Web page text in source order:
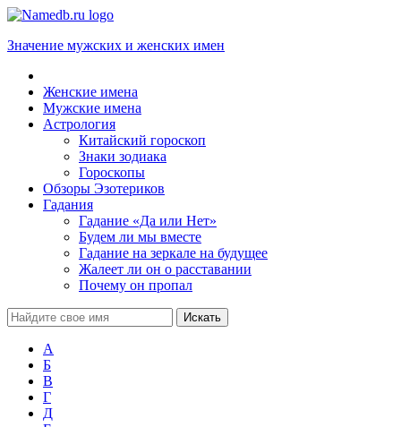
Значение мужских и женских имен
Женские имена
Мужские имена
Астрология
Китайский гороскоп
Знаки зодиака
Гороскопы
Обзоры Эзотериков
Гадания
Гадание «Да или Нет»
Будем ли мы вместе
Гадание на зеркале на будущее
Жалеет ли он о расставании
Почему он пропал
А
Б
В
Г
Д